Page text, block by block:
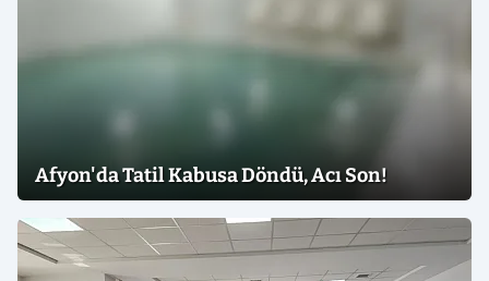
Afyon'da Tatil Kabusa Döndü, Acı Son!